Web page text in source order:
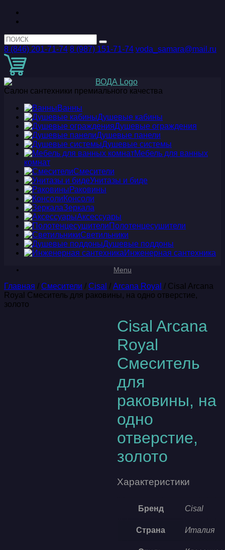
8 (846) 201-71-74 8 (987) 151-71-74 voda_samara@mail.ru
Салон сантехники премиального качества
Ванны
Душевые кабины
Душевые ограждения
Душевые панели
Душевые системы
Мебель для ванных
комнат
Смесители
Унитазы и биде
Раковины
Консоли
Зеркала
Аксессуары
Полотенцесушители
Светильники
Душевые поддоны
Инженерная сантехника
Menu
Главная / Смесители / Cisal / Arcana Royal / Cisal Arcana
Royal Смеситель для раковины, на одно отверстие,
золото
Cisal Arcana
Royal
Смеситель
для
раковины, на
одно
отверстие,
золото
Характеристики
Бренд Cisal
Страна Италия